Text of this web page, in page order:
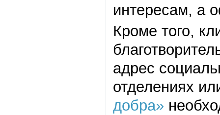
интересам, а
Кроме того,
адрес
отделениях
добра»